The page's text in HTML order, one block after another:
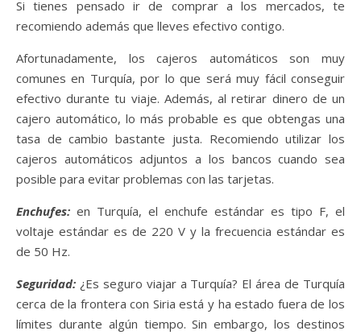
Si tienes pensado ir de comprar a los mercados, te
recomiendo además que lleves efectivo contigo.
Afortunadamente, los cajeros automáticos son muy
comunes en Turquía, por lo que será muy fácil conseguir
efectivo durante tu viaje. Además, al retirar dinero de un
cajero automático, lo más probable es que obtengas una
tasa de cambio bastante justa. Recomiendo utilizar los
cajeros automáticos adjuntos a los bancos cuando sea
posible para evitar problemas con las tarjetas.
Enchufes: en Turquía, el enchufe estándar es tipo F, el
voltaje estándar es de 220 V y la frecuencia estándar es
de 50 Hz.
Seguridad: ¿Es seguro viajar a Turquía? El área de Turquía
cerca de la frontera con Siria está y ha estado fuera de los
límites durante algún tiempo. Sin embargo, los destinos